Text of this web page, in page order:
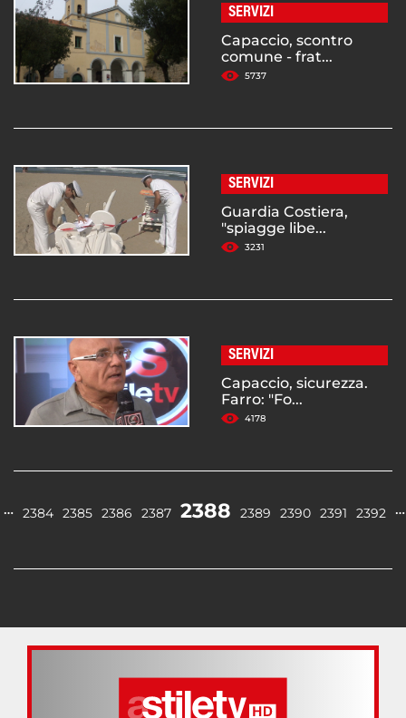
SERVIZI
Capaccio, scontro
comune - frat...
5737
SERVIZI
Guardia Costiera,
"spiagge libe...
3231
SERVIZI
Capaccio, sicurezza.
Farro: "Fo...
4178
… 2384 2385 2386 2387 2388 2389 2390 2391 2392 …